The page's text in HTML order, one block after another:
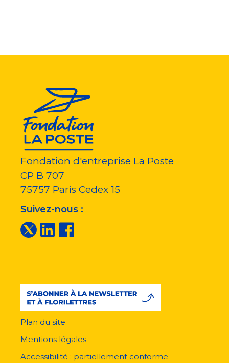
Fondation d'entreprise La Poste
CP B 707
75757 Paris Cedex 15
Suivez-nous :
pied
page
Plan du site
Mentions légales
Accessibilité : partiellement conforme